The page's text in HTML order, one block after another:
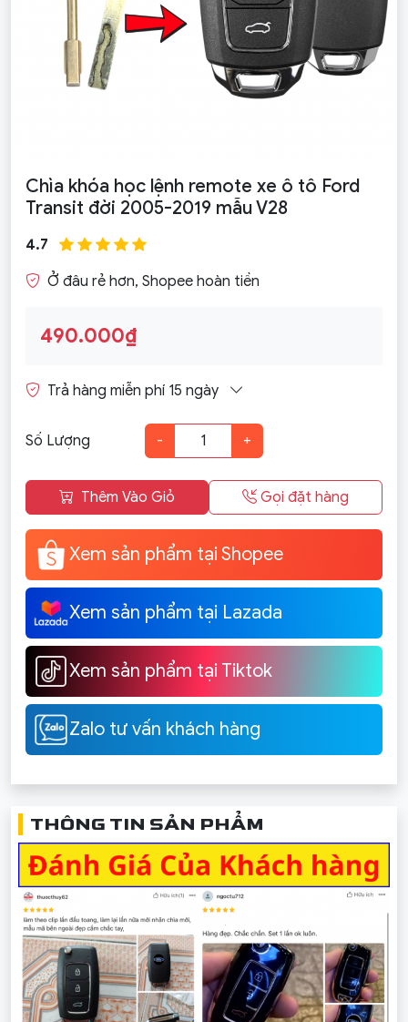
Chìa khóa học lệnh remote xe ô tô Ford
Transit đời 2005-2019 mẫu V28
4.7
Ở đâu rẻ hơn, Shopee hoàn tiền
490.000₫
Trả hàng miễn phí 15 ngày
Số Lượng - +
Thêm Vào Giỏ Gọi đặt hàng
Xem sản phẩm tại Shopee
Xem sản phẩm tại Lazada
Xem sản phẩm tại Tiktok
Zalo tư vấn khách hàng
THÔNG TIN SẢN PHẨM